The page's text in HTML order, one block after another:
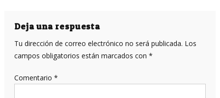
entradas
Deja una respuesta
Tu dirección de correo electrónico no será publicada. Los
campos obligatorios están marcados con *
Comentario *